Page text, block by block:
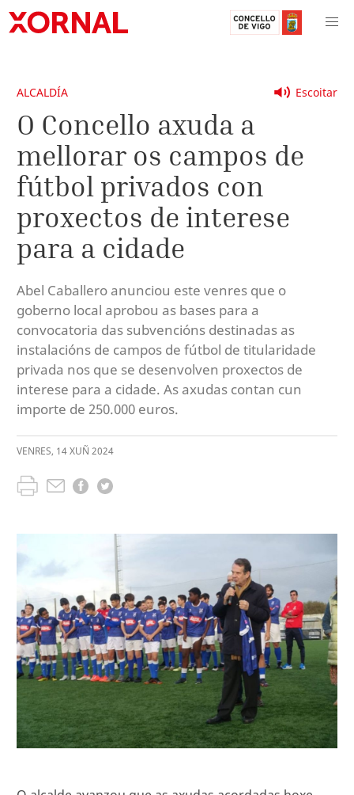
Escoitar
ALCALDÍA
O Concello axuda a
mellorar os campos de
fútbol privados con
proxectos de interese
para a cidade
Abel Caballero anunciou este venres que o
goberno local aprobou as bases para a
convocatoria das subvencións destinadas as
instalacións de campos de fútbol de titularidade
privada nos que se desenvolven proxectos de
interese para a cidade. As axudas contan cun
importe de 250.000 euros.
VENRES, 14XUÑ 2024